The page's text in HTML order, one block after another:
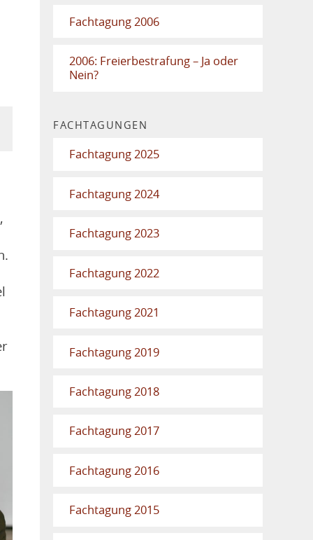
Fachtagung 2006
2006: Freierbestrafung – Ja oder
Nein?
FACHTAGUNGEN
Fachtagung 2025
Fachtagung 2024
Fachtagung 2023
Fachtagung 2022
Fachtagung 2021
Fachtagung 2019
Fachtagung 2018
Fachtagung 2017
Fachtagung 2016
Fachtagung 2015